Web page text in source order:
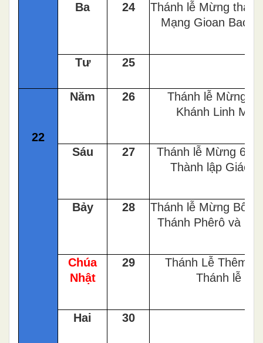
Ba 24
Thánh lễ Mừng
Mạng Gioan
Tư 25
22
Năm 26
Thánh lễ Mừng
Khánh Linh Mục
Sáu 27
Thánh lễ Mừng 60
Thành lập Giáo
Bảy 28
Thánh lễ Mừng Bổn
Thánh Phêrô và
Chúa
Nhật
29
Thánh Lễ Thêm
Thánh lễ
Hai 30